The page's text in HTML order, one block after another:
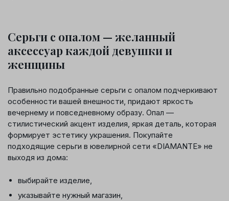
Серьги с опалом — желанный
аксессуар каждой девушки и
женщины
Правильно подобранные серьги с опалом подчеркивают
особенности вашей внешности, придают яркость
вечернему и повседневному образу. Опал —
стилистический акцент изделия, яркая деталь, которая
формирует эстетику украшения. Покупайте
подходящие серьги в ювелирной сети «DIAMANTE» не
выходя из дома:
выбирайте изделие,
указывайте нужный магазин,